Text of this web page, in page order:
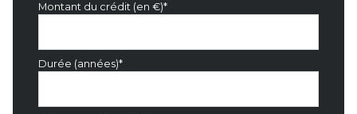
Montant du crédit (en €)*
Durée (années)*